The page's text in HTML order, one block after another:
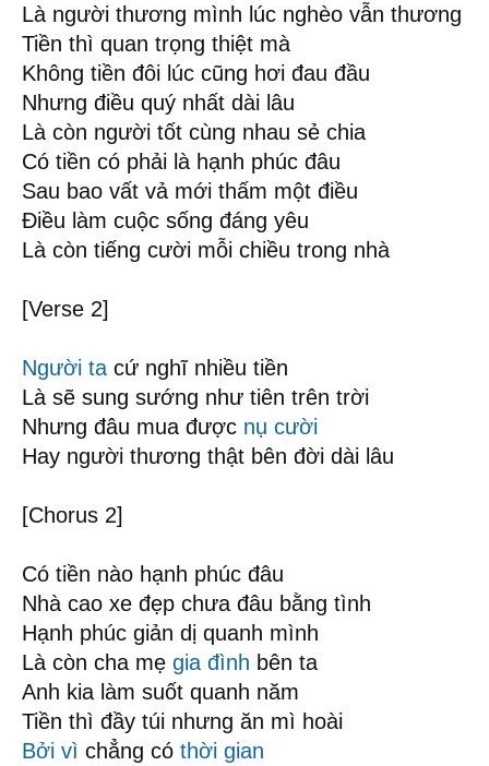
Là người thương mình lúc nghèo vẫn thương
Tiền thì quan trọng thiệt mà
Không tiền đôi lúc cũng hơi đau đầu
Nhưng điều quý nhất dài lâu
Là còn người tốt cùng nhau sẻ chia
Có tiền có phải là hạnh phúc đâu
Sau bao vất vả mới thấm một điều
Điều làm cuộc sống đáng yêu
Là còn tiếng cười mỗi chiều trong nhà
[Verse 2]
Người ta cứ nghĩ nhiều tiền
Là sẽ sung sướng như tiên trên trời
Nhưng đâu mua được nụ cười
Hay người thương thật bên đời dài lâu
[Chorus 2]
Có tiền nào hạnh phúc đâu
Nhà cao xe đẹp chưa đâu bằng tình
Hạnh phúc giản dị quanh mình
Là còn cha mẹ gia đình bên ta
Anh kia làm suốt quanh năm
Tiền thì đầy túi nhưng ăn mì hoài
Bởi vì chẳng có thời gian